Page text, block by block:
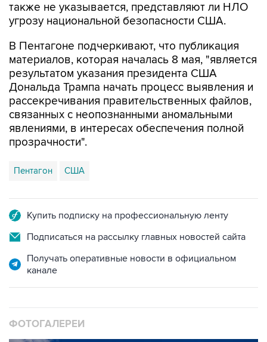
В Пентагоне подчеркивают, что публикация
результатом указания президента США
Дональда Трампа начать процесс выявления и
рассекречивания правительственных файлов,
связанных с неопознанными аномальными
явлениями, в интересах обеспечения полной
прозрачности".
Пентагон США
Подписаться на рассылку главных новостей сайта
Получать оперативные новости в официальном